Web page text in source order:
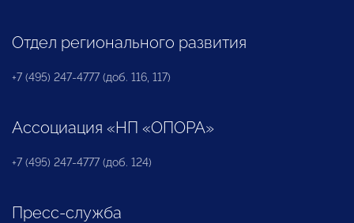
Отдел регионального развития
+7 (495) 247-4777 (доб. 116, 117)
Ассоциация «НП «ОПОРА»
+7 (495) 247-4777 (доб. 124)
Пресс-служба